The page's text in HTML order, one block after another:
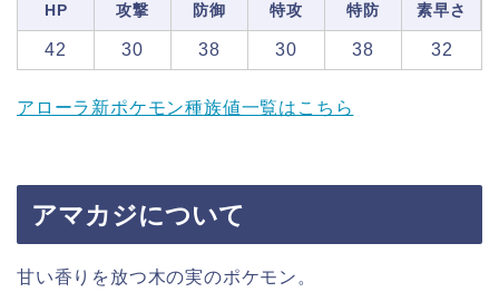
HP 攻撃 防御 特攻 特防 素早さ
42 30 38 30 38 32
アローラ新ポケモン種族値一覧はこちら
アマカジについて
甘い香りを放つ木の実のポケモン。